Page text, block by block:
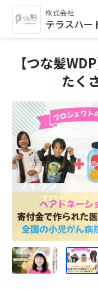
株式会社
テラスハ
【つな髪
たく